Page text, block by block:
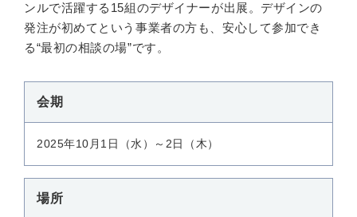
ンルで活躍する15組のデザイナーが出展。デザインの
発注が初めてという事業者の方も、安心して参加でき
る“最初の相談の場”です。
会期
2025年10月1日（水）～2日（木）
場所